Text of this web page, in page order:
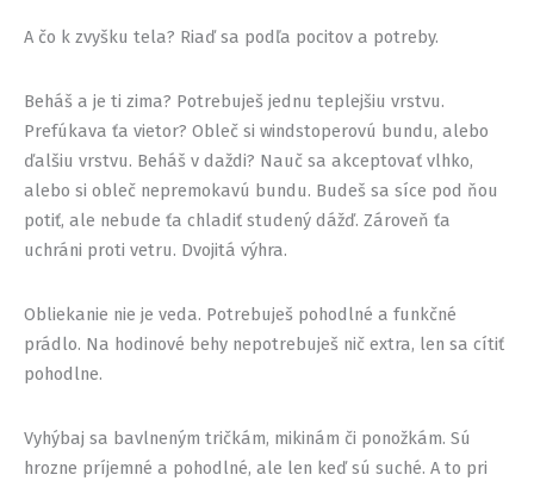
A čo k zvyšku tela? Riaď sa podľa pocitov a potreby.
Beháš a je ti zima? Potrebuješ jednu teplejšiu vrstvu.
Prefúkava ťa vietor? Obleč si windstoperovú bundu, alebo
ďalšiu vrstvu. Beháš v daždi? Nauč sa akceptovať vlhko,
alebo si obleč nepremokavú bundu. Budeš sa síce pod ňou
potiť, ale nebude ťa chladiť studený dážď. Zároveň ťa
uchráni proti vetru. Dvojitá výhra.
Obliekanie nie je veda. Potrebuješ pohodlné a funkčné
prádlo. Na hodinové behy nepotrebuješ nič extra, len sa cítiť
pohodlne.
Vyhýbaj sa bavlneným tričkám, mikinám či ponožkám. Sú
hrozne príjemné a pohodlné, ale len keď sú suché. A to pri